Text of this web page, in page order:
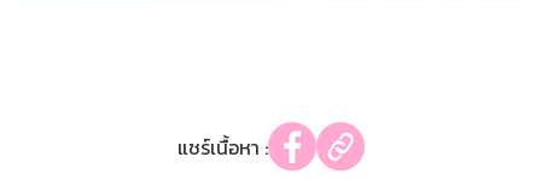
แชร์เนื้อหา :